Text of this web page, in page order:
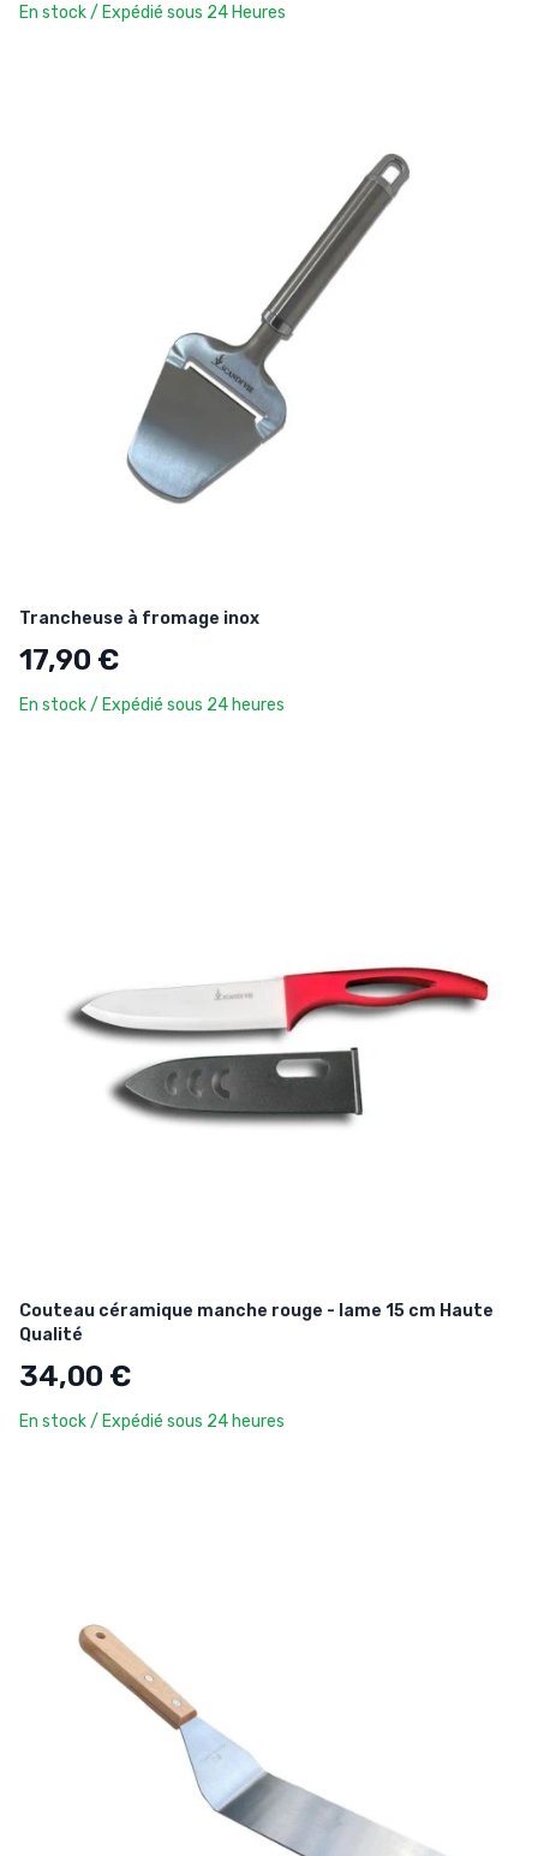
En stock / Expédié sous 24 Heures
Trancheuse à fromage inox
17,90 €
En stock / Expédié sous 24 heures
Couteau céramique manche rouge - lame 15 cm Haute
Qualité
34,00 €
En stock / Expédié sous 24 heures